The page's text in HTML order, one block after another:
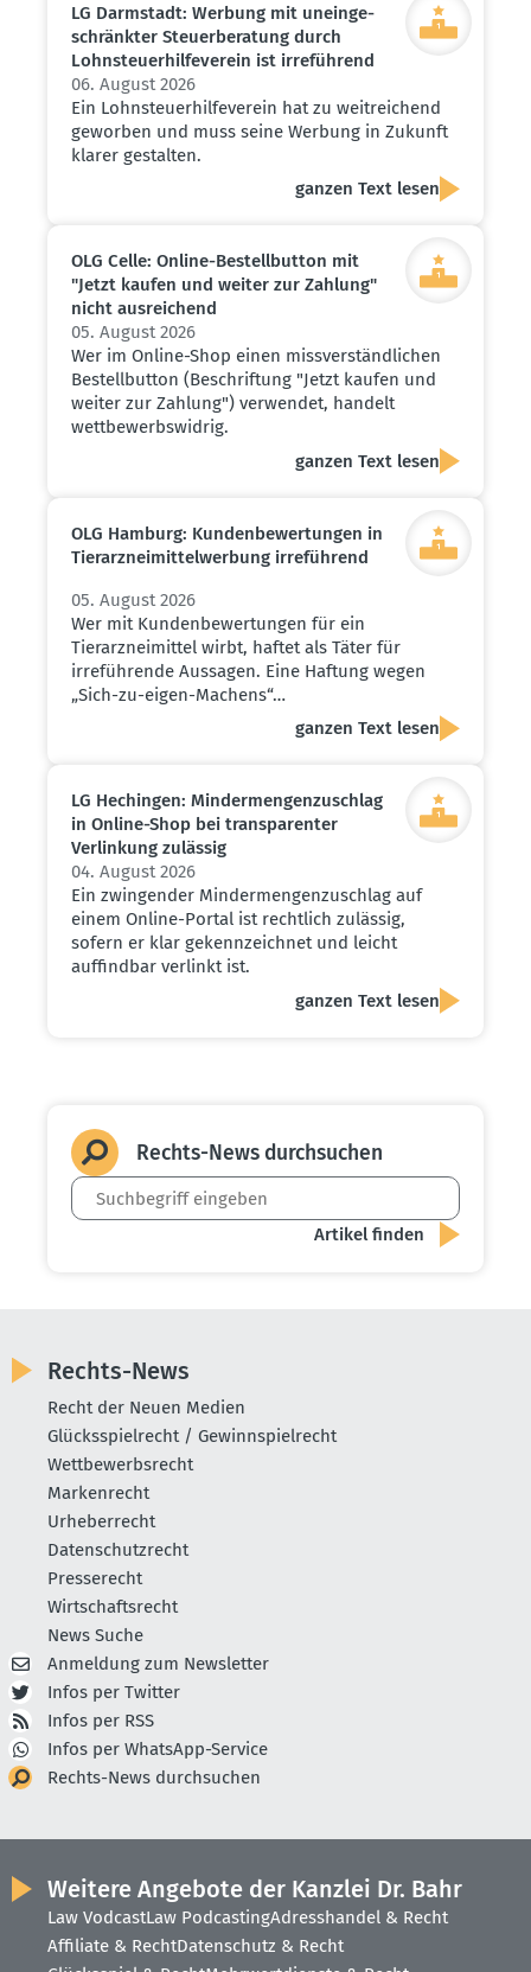
LG Darmstadt: Werbung mit unein­ge­
schränkter Steuer­be­ratung durch
Lohnsteu­er­hil­fe­verein ist irreführend
06. August 2026
Ein Lohnsteuerhilfeverein hat zu weitreichend
geworben und muss seine Werbung in Zukunft
klarer gestalten.
ganzen Text lesen
OLG Celle: Online-Bestell­button mit
"Jetzt kaufen und weiter zur Zahlung"
nicht ausrei­chend
05. August 2026
Wer im Online-Shop einen missverständlichen
Bestellbutton (Beschriftung "Jetzt kaufen und
weiter zur Zahlung") verwendet, handelt
wettbewerbswidrig.
ganzen Text lesen
OLG Hamburg: Kunden­be­wer­tungen in
Tierarz­nei­mit­tel­werbung irreführend
05. August 2026
Wer mit Kundenbewertungen für ein
Tierarzneimittel wirbt, haftet als Täter für
irreführende Aussagen. Eine Haftung wegen
„Sich-zu-eigen-Machens“…
ganzen Text lesen
LG Hechingen: Minder­men­gen­zu­schlag
in Online-Shop bei trans­pa­renter
Verlinkung zulässig
04. August 2026
Ein zwingender Mindermengenzuschlag auf
einem Online-Portal ist rechtlich zulässig,
sofern er klar gekennzeichnet und leicht
auffindbar verlinkt ist.
ganzen Text lesen
Rechts-News durch­suchen
Rechts-News
Recht der Neuen Medien
Glücksspielrecht / Gewinnspielrecht
Wettbewerbsrecht
Markenrecht
Urheberrecht
Datenschutzrecht
Presserecht
Wirtschaftsrecht
News Suche
Anmeldung zum Newsletter
Infos per Twitter
Infos per RSS
Infos per WhatsApp-Service
Rechts-News durchsuchen
Weitere Angebote der Kanzlei Dr. Bahr
Law VodcastLaw PodcastingAdresshandel & Recht
Affiliate & RechtDatenschutz & Recht